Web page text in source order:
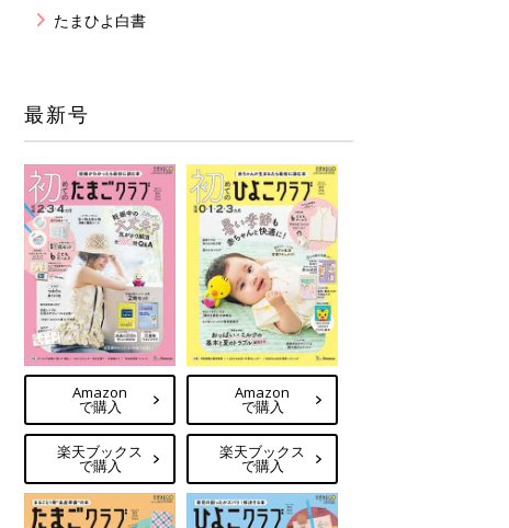
たまひよ白書
最新号
Amazon
で購入
楽天ブックス
で購入
Amazon
で購入
楽天ブックス
で購入